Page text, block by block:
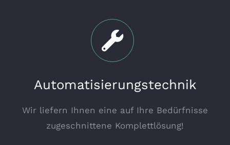
Automatisierungstechnik
Wir liefern Ihnen eine auf Ihre Bedürfnisse
zugeschnittene Komplettlösung!